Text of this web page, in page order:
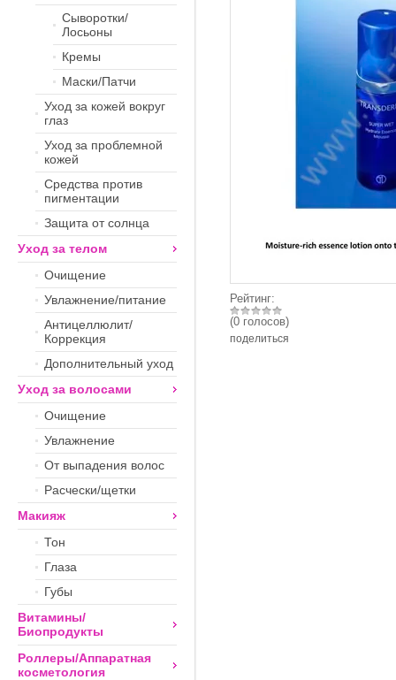
Рейтинг:
(0 голосов)
поделиться
Сыворотки/
Лосьоны
Кремы
Маски/Патчи
Уход за кожей вокруг
глаз
Уход за проблемной
кожей
Средства против
пигментации
Защита от солнца
Уход за телом
Очищение
Увлажнение/питание
Антицеллюлит/
Коррекция
Дополнительный уход
Уход за волосами
Очищение
Увлажнение
От выпадения волос
Расчески/щетки
Макияж
Тон
Глаза
Губы
Витамины/
Биопродукты
Роллеры/Аппаратная
косметология